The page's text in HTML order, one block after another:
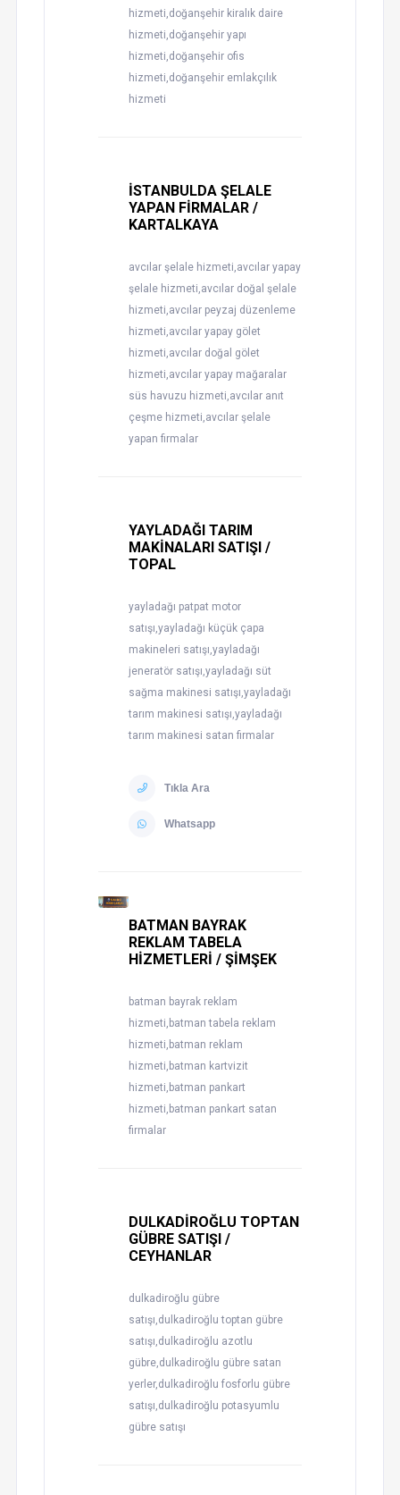
hizmeti,doğanşehir kiralık daire
hizmeti,doğanşehir yapı
hizmeti,doğanşehir ofis
hizmeti,doğanşehir emlakçılık
hizmeti
İSTANBULDA ŞELALE
YAPAN FİRMALAR /
KARTALKAYA
avcılar şelale hizmeti,avcılar yapay
şelale hizmeti,avcılar doğal şelale
hizmeti,avcılar peyzaj düzenleme
hizmeti,avcılar yapay gölet
hizmeti,avcılar doğal gölet
hizmeti,avcılar yapay mağaralar
süs havuzu hizmeti,avcılar anıt
çeşme hizmeti,avcılar şelale
yapan firmalar
YAYLADAĞI TARIM
MAKİNALARI SATIŞI /
TOPAL
yayladağı patpat motor
satışı,yayladağı küçük çapa
makineleri satışı,yayladağı
jeneratör satışı,yayladağı süt
sağma makinesi satışı,yayladağı
tarım makinesi satışı,yayladağı
tarım makinesi satan firmalar
Tıkla Ara
Whatsapp
BATMAN BAYRAK
REKLAM TABELA
HİZMETLERİ / ŞİMŞEK
batman bayrak reklam
hizmeti,batman tabela reklam
hizmeti,batman reklam
hizmeti,batman kartvizit
hizmeti,batman pankart
hizmeti,batman pankart satan
firmalar
DULKADİROĞLU TOPTAN
GÜBRE SATIŞI /
CEYHANLAR
dulkadiroğlu gübre
satışı,dulkadiroğlu toptan gübre
satışı,dulkadiroğlu azotlu
gübre,dulkadiroğlu gübre satan
yerler,dulkadiroğlu fosforlu gübre
satışı,dulkadiroğlu potasyumlu
gübre satışı